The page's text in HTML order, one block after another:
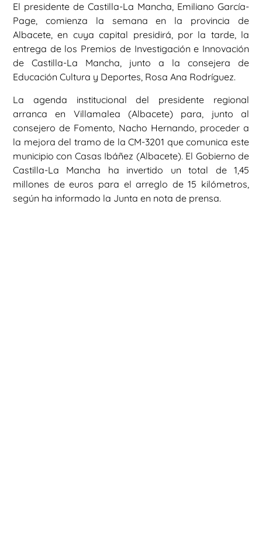
El presidente de Castilla-La Mancha, Emiliano García-
Page, comienza la semana en la provincia de
Albacete, en cuya capital presidirá, por la tarde, la
entrega de los Premios de Investigación e Innovación
de Castilla-La Mancha, junto a la consejera de
Educación Cultura y Deportes, Rosa Ana Rodríguez.
La agenda institucional del presidente regional
arranca en Villamalea (Albacete) para, junto al
consejero de Fomento, Nacho Hernando, proceder a
la mejora del tramo de la CM-3201 que comunica este
municipio con Casas Ibáñez (Albacete). El Gobierno de
Castilla-La Mancha ha invertido un total de 1,45
millones de euros para el arreglo de 15 kilómetros,
según ha informado la Junta en nota de prensa.